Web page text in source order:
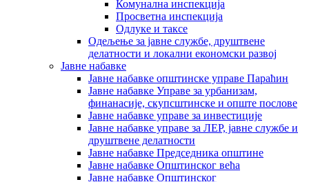
Комунална инспекција
Просветна инспекција
Одлуке и таксе
Одељење за јавне службе, друштвене
делатности и локални економски развој
Јавне набавке
Јавне набавке општинске управе Параћин
Јавне набавке Управе за урбанизам,
финанасије, скупсштинске и опште послове
Јавне набавке управе за инвестиције
Јавне набавке управе за ЛЕР, јавне службе и
друштвене делатности
Јавне набавке Председника општине
Јавне набавке Општинског већа
Јавне набавке Општинског